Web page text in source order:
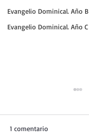
Evangelio Dominical. Año B
Evangelio Dominical. Año C
1 comentario